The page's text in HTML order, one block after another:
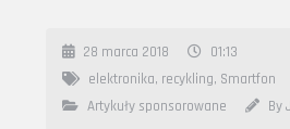
28 marca 2018
01:13
elektronika, recykling, Smartfon
Artykuły sponsorowane
By